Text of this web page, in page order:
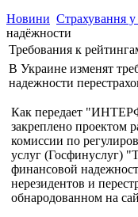
Новини Страхування у
надёжности
Требования к
В Украине изменят
надежности
Как передает
закреплено проектом
комиссии по
услуг (Госфинуслуг)
финансовой
нерезидентов и
обнародованном на